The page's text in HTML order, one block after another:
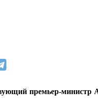
премьер-